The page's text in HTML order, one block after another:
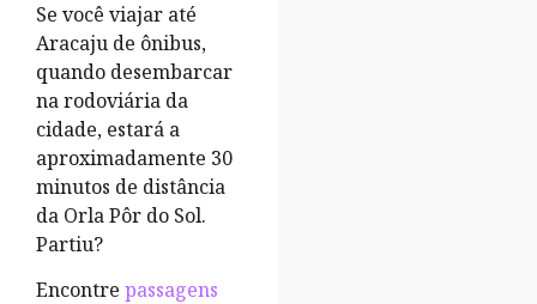
Se você viajar até
Aracaju de ônibus,
quando desembarcar
na rodoviária da
cidade, estará a
aproximadamente 30
minutos de distância
da Orla Pôr do Sol.
Partiu?
Encontre passagens